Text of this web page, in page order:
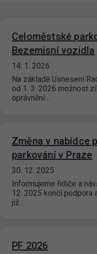
Celoměstské
Bezemisní vozidla
14. 1. 2026
Na základě Usnesení
od 1. 3. 2026 možnost
oprávnění…
Změna v nabídce
parkování v Praze
30. 12. 2025
Informujeme řidiče a
12. 2025 končí podpora
již…
PF 2026